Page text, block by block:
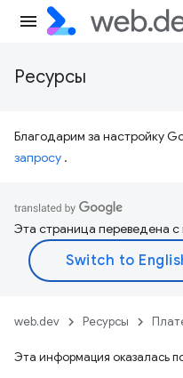
Ресурсы
Благодарим за настройку
запросу .
Эта страница переведена
web.dev Ресурсы
Эта информация оказалась